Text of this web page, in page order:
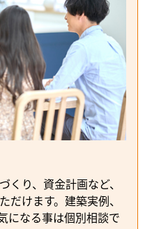
くり、資金計画など、
だけます。建築実例、
になる事は個別相談で